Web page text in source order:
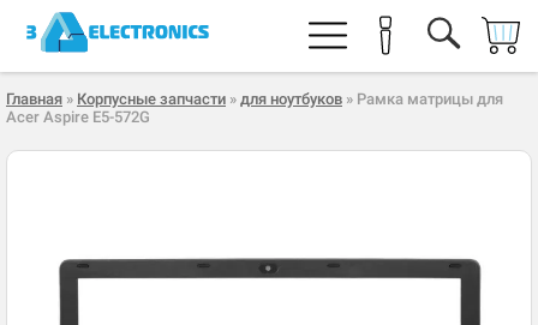
Главная » Корпусные запчасти » для ноутбуков » Рамка матрицы для
Acer Aspire E5-572G